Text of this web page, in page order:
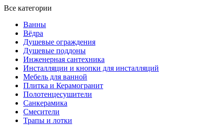
Все категории
Ванны
Вёдра
Душевые ограждения
Душевые поддоны
Инженерная сантехника
Инсталляции и кнопки для инсталляций
Мебель для ванной
Плитка и Керамогранит
Полотенцесушители
Санкерамика
Смесители
Трапы и лотки